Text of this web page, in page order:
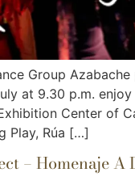
Group Azabache
at 9.30 p.m.
Center of
Play, Rúa […]
– Homenaje A